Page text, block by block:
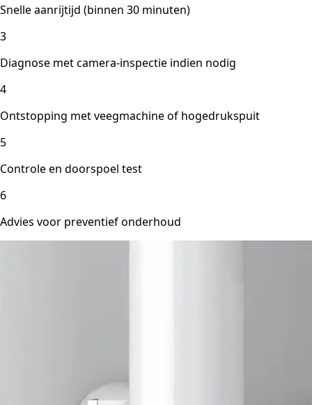
Snelle aanrijtijd (binnen 30 minuten)
3
Diagnose met camera-inspectie indien nodig
4
Ontstopping met veegmachine of hogedrukspuit
5
Controle en doorspoel test
6
Advies voor preventief onderhoud